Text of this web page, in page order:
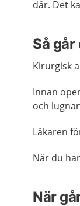
där. Det
Så
Kirurgisk
Innan
och
Läkaren
När du
När